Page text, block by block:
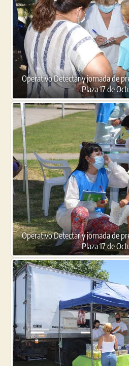
Operativo Detectar y jornada de
Plaza 17 de
Operativo Detectar y jornada de
Plaza 17 de